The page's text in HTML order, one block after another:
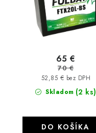
Skladom (2 ks)
52,85 € bez DPH
65 €
70 €
DO KOŠÍKA